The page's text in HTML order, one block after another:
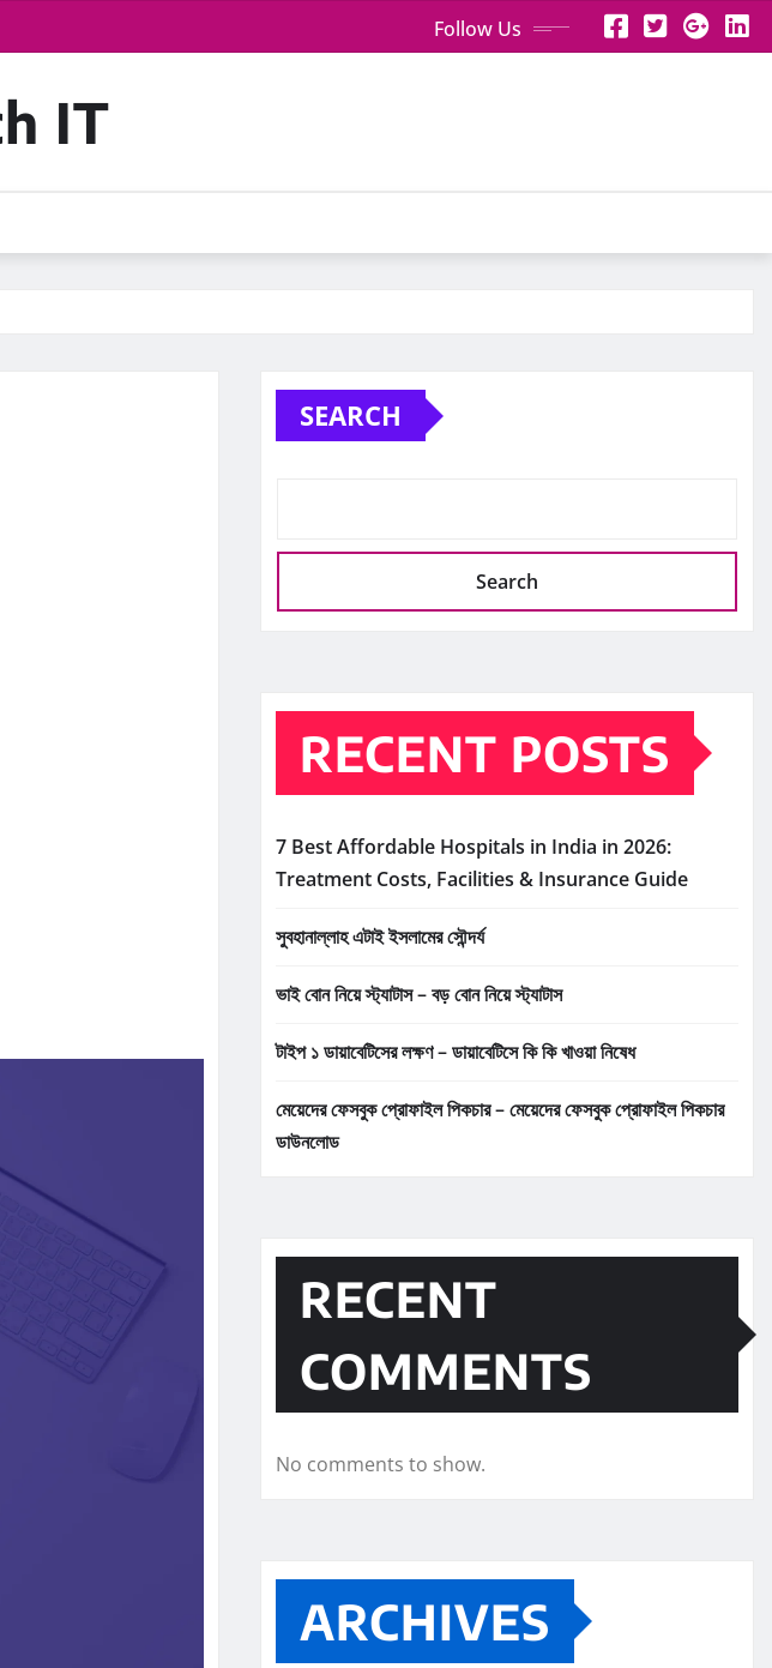
Follow Us
IT
SEARCH
Search
RECENT POSTS
7 Best Affordable Hospitals in India in 2026:
Treatment Costs, Facilities & Insurance Guide
সুবহানাল্লাহ এটাই ইসলামের সৌন্দর্য
ভাই বোন নিয়ে স্ট্যাটাস – বড় বোন নিয়ে স্ট্যাটাস
টাইপ ১ ডায়াবেটিসের লক্ষণ – ডায়াবেটিসে কি কি খাওয়া নিষেধ
মেয়েদের ফেসবুক প্রোফাইল পিকচার – মেয়েদের ফেসবুক প্রোফাইল পিকচার
ডাউনলোড
RECENT
COMMENTS
No comments to show.
ARCHIVES